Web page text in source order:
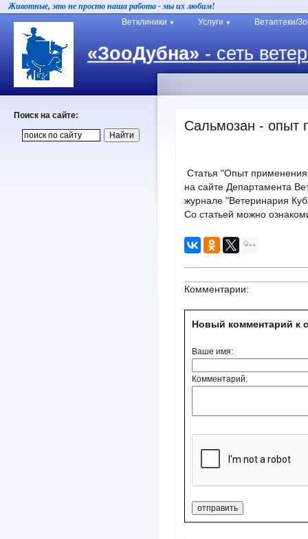
Животные, это не просто наша работа - мы их любим!
«ЗооДубна» - сеть
Ветклиники ▼ Услуги ▼ Ветаптеки/
Поиск на сайте:
Сальмозан - опыт
Статья "Опыт
на сайте Департамента
журнале "Ветеринария
Со статьей можно
Комментарии:
Новый комментарий к
Ваше имя:
Комментарий: